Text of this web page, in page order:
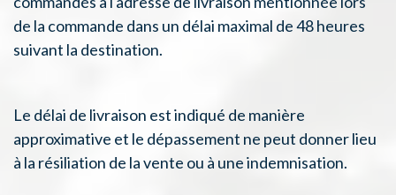
de la commande dans un délai maximal de 48 heures
suivant la destination.
Le délai de livraison est indiqué de manière
approximative et le dépassement ne peut donner lieu
à la résiliation de la vente ou à une indemnisation.